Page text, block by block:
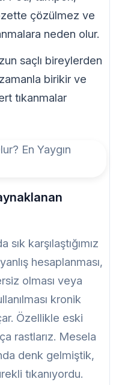
çözülmez ve
neden olur.
saçlı bireylerden
birikir ve
tıkanmalar
karşılaştığımız
hesaplanması,
olması veya
kronik
Özellikle eski
rastlarız. Mesela
denk gelmiştik,
tıkanıyordu.